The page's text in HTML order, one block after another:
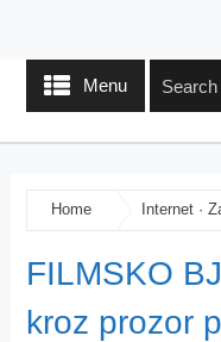
Menu
Home Internet·
FILMSKO
kroz prozor